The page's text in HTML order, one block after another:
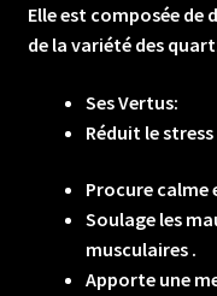
Elle est composée
de la variété des
Ses Vertus:
Réduit le
Procure calme
Soulage les
musculaires .
Apporte une